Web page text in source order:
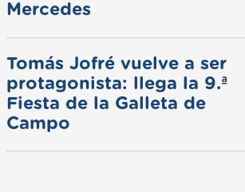
Mercedes
Tomás Jofré vuelve a ser
protagonista: llega la 9.ª
Fiesta de la Galleta de
Campo